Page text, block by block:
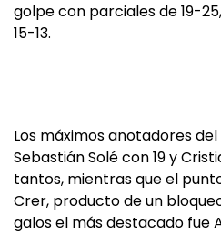
golpe con parciales de 19-
15-13.
Los máximos anotadores
Sebastián Solé con 19 y
tantos, mientras que el
Crer, producto de un
galos el más destacado fue